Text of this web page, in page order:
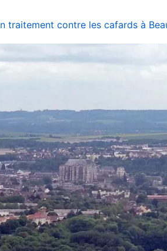
traitement contre les cafards à